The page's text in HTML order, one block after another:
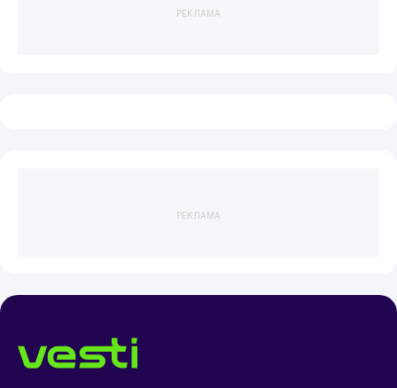
РЕКЛАМА
РЕКЛАМА